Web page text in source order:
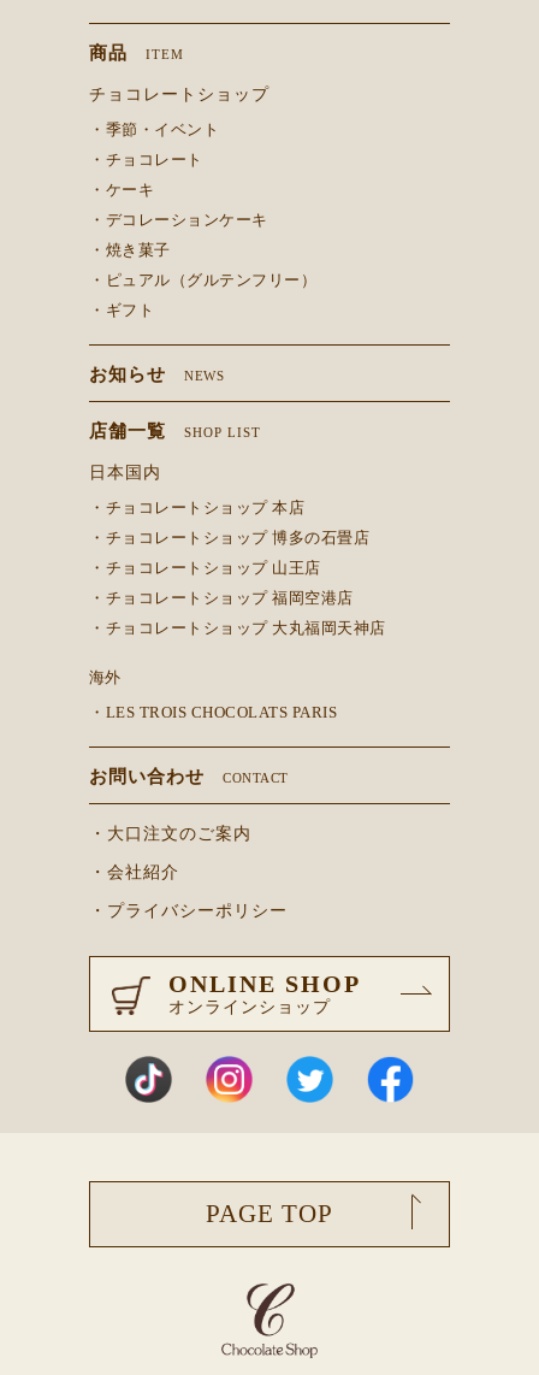
商品 ITEM
チョコレートショップ
・季節・イベント
・チョコレート
・ケーキ
・デコレーションケーキ
・焼き菓子
・ピュアル（グルテンフリー）
・ギフト
お知らせ NEWS
店舗一覧 SHOP LIST
日本国内
・チョコレートショップ 本店
・チョコレートショップ 博多の石畳店
・チョコレートショップ 山王店
・チョコレートショップ 福岡空港店
・チョコレートショップ 大丸福岡天神店
海外
・LES TROIS CHOCOLATS PARIS
お問い合わせ CONTACT
・大口注文のご案内
・会社紹介
・プライバシーポリシー
ONLINE SHOP
オンラインショップ
PAGE TOP